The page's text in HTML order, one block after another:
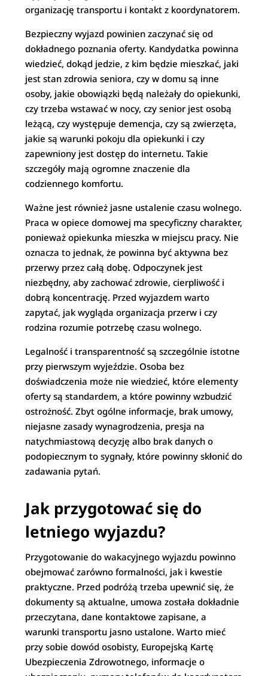
organizację transportu i kontakt z koordynatorem.
Bezpieczny wyjazd powinien zaczynać się od
dokładnego poznania oferty. Kandydatka powinna
wiedzieć, dokąd jedzie, z kim będzie mieszkać, jaki
jest stan zdrowia seniora, czy w domu są inne
osoby, jakie obowiązki będą należały do opiekunki,
czy trzeba wstawać w nocy, czy senior jest osobą
leżącą, czy występuje demencja, czy są zwierzęta,
jakie są warunki pokoju dla opiekunki i czy
zapewniony jest dostęp do internetu. Takie
szczegóły mają ogromne znaczenie dla
codziennego komfortu.
Ważne jest również jasne ustalenie czasu wolnego.
Praca w opiece domowej ma specyficzny charakter,
ponieważ opiekunka mieszka w miejscu pracy. Nie
oznacza to jednak, że powinna być aktywna bez
przerwy przez całą dobę. Odpoczynek jest
niezbędny, aby zachować zdrowie, cierpliwość i
dobrą koncentrację. Przed wyjazdem warto
zapytać, jak wygląda organizacja przerw i czy
rodzina rozumie potrzebę czasu wolnego.
Legalność i transparentność są szczególnie istotne
przy pierwszym wyjeździe. Osoba bez
doświadczenia może nie wiedzieć, które elementy
oferty są standardem, a które powinny wzbudzić
ostrożność. Zbyt ogólne informacje, brak umowy,
niejasne zasady wynagrodzenia, presja na
natychmiastową decyzję albo brak danych o
podopiecznym to sygnały, które powinny skłonić do
zadawania pytań.
Jak przygotować się do
letniego wyjazdu?
Przygotowanie do wakacyjnego wyjazdu powinno
obejmować zarówno formalności, jak i kwestie
praktyczne. Przed podróżą trzeba upewnić się, że
dokumenty są aktualne, umowa została dokładnie
przeczytana, dane kontaktowe zapisane, a
warunki transportu jasno ustalone. Warto mieć
przy sobie dowód osobisty, Europejską Kartę
Ubezpieczenia Zdrowotnego, informacje o